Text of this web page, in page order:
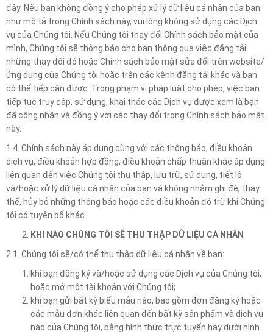
đây. Nếu bạn không đồng ý cho phép xử lý dữ liệu cá nhân của bạn
như mô tả trong Chính sách này, vui lòng không sử dụng các Dịch
vụ của Chúng tôi. Nếu Chúng tôi thay đổi Chính sách bảo mật của
mình, Chúng tôi sẽ thông báo cho bạn thông qua việc đăng tải
những thay đổi đó hoặc Chính sách bảo mật sửa đổi trên website/
ứng dụng của Chúng tôi hoặc trên các kênh đăng tải khác và bạn
có thể tiếp cận được. Trong phạm vi pháp luật cho phép, việc bạn
tiếp tục truy cập, sử dụng, khai thác các Dịch vụ được xem là bạn
đã công nhận và đồng ý với các thay đổi trong Chính sách bảo mật
này.
1.4. Chính sách này áp dụng cùng với các thông báo, điều khoản
dịch vụ, điều khoản hợp đồng, điều khoản chấp thuận khác áp dụng
liên quan đến việc Chúng tôi thu thập, lưu trữ, sử dụng, tiết lộ
và/hoặc xử lý dữ liệu cá nhân của bạn và không nhằm ghi đè, thay
thế, hủy bỏ những thông báo hoặc các điều khoản đó trừ khi Chúng
tôi có tuyên bố khác.
KHI NÀO CHÚNG TÔI SẼ THU THẬP DỮ LIỆU CÁ NHÂN
2.1. Chúng tôi sẽ/có thể thu thập dữ liệu cá nhân về bạn:
khi bạn đăng ký và/hoặc sử dụng các Dịch vụ của Chúng tôi,
hoặc mở một tài khoản với Chúng tôi;
khi bạn gửi bất kỳ biểu mẫu nào, bao gồm đơn đăng ký hoặc
các mẫu đơn khác liên quan đến bất kỳ sản phẩm và dịch vụ
nào của Chúng tôi, bằng hình thức trực tuyến hay dưới hình